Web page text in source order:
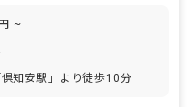
~
知安駅」より徒歩10分